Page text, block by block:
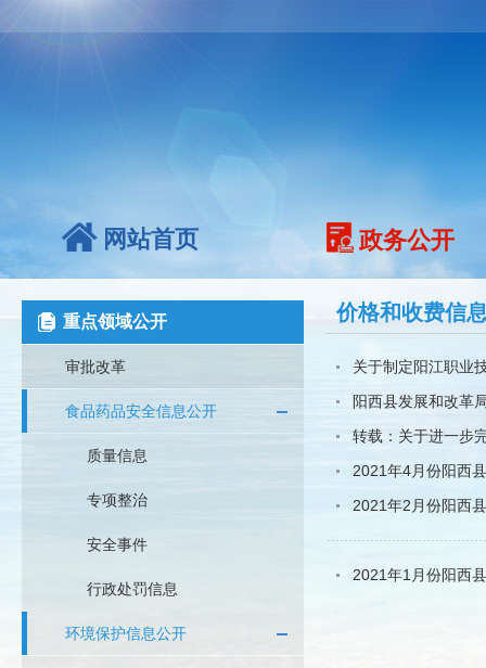
网站首页 政务公开
重点领域公开
审批改革
食品药品安全信息公开
质量信息
专项整治
安全事件
行政处罚信息
环境保护信息公开
价格和收费信
关于制定阳江职业
阳西县发展和改革
转载：关于进一步
2021年4月份阳西
2021年2月份阳西
2021年1月份阳西